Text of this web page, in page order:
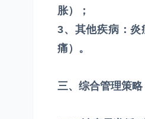
胀）；
3、其他疾病：
痛）。
三、综合管理策略